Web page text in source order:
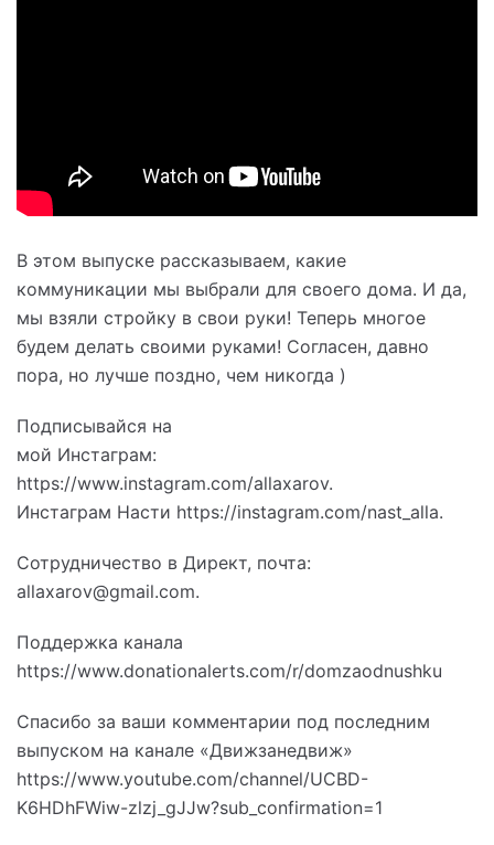
В этом выпуске рассказываем, какие
коммуникации мы выбрали для своего дома. И да,
мы взяли стройку в свои руки! Теперь многое
будем делать своими руками! Согласен, давно
пора, но лучше поздно, чем никогда )
Подписывайся на
мой Инстаграм:
https://www.instagram.com/allaxarov.
Инстаграм Насти https://instagram.com/nast_alla.
Сотрудничество в Директ, почта:
allaxarov@gmail.com.
Поддержка канала
https://www.donationalerts.com/r/domzaodnushku
Спасибо за ваши комментарии под последним
выпуском на канале «Движзанедвиж»
https://www.youtube.com/channel/UCBD-
K6HDhFWiw-zlzj_gJJw?sub_confirmation=1